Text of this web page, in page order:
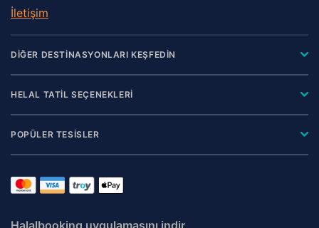
İletişim
DİĞER DESTİNASYONLARI KEŞFEDİN
HELAL TATİL SEÇENEKLERİ
POPÜLER TESİSLER
Halalbooking uygulamasını indir